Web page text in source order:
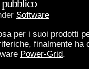
pubblico
Software
per i suoi prodotti
finalmente ha
Power-Grid.